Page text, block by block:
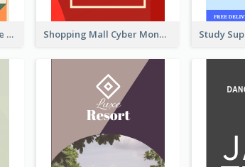
Fashion Week Online Sale Skyscraper Banner Shopping Mall Cyber Monday Sale Wide Skyscraper Banner